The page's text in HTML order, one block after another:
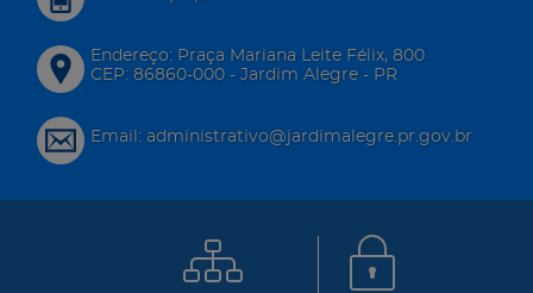
Endereço: Praça Mariana Leite Félix, 800
CEP: 86860-000 - Jardim Alegre - PR
Email: administrativo@jardimalegre.pr.gov.br